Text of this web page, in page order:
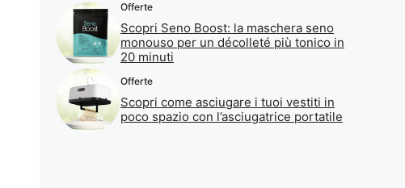
Offerte
Scopri Seno Boost: la maschera seno
monouso per un décolleté più tonico in
20 minuti
Offerte
Scopri come asciugare i tuoi vestiti in
poco spazio con l’asciugatrice portatile